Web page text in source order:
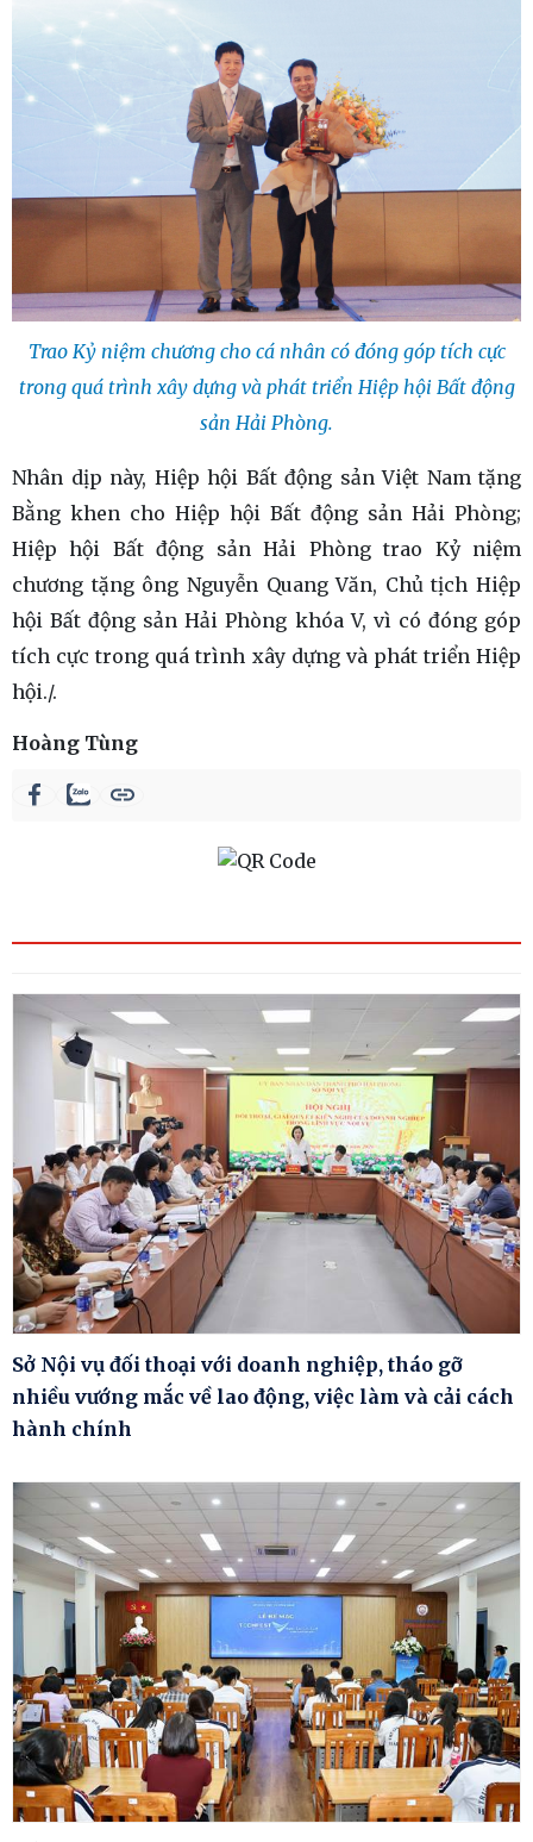
Trao Kỷ niệm chương cho cá nhân có đóng góp tích cực
trong quá trình xây dựng và phát triển Hiệp hội Bất động
sản Hải Phòng.
Nhân dịp này, Hiệp hội Bất động sản Việt Nam tặng
Bằng khen cho Hiệp hội Bất động sản Hải Phòng;
Hiệp hội Bất động sản Hải Phòng trao Kỷ niệm
chương tặng ông Nguyễn Quang Văn, Chủ tịch Hiệp
hội Bất động sản Hải Phòng khóa V, vì có đóng góp
tích cực trong quá trình xây dựng và phát triển Hiệp
hội./.
Hoàng Tùng
Sở Nội vụ đối thoại với doanh nghiệp, tháo gỡ
nhiều vướng mắc về lao động, việc làm và cải cách
hành chính